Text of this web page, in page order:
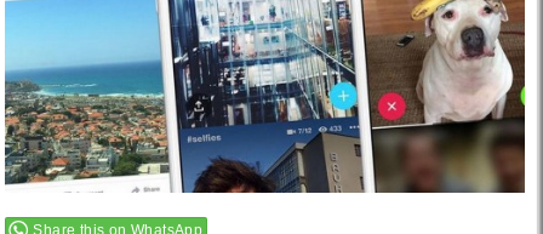
Share this on WhatsApp